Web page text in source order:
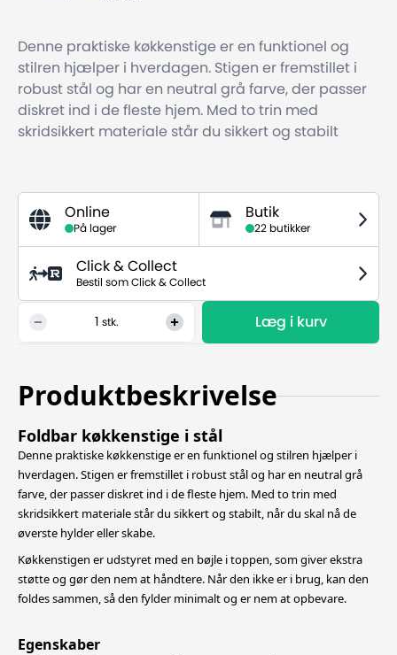
Denne praktiske køkkenstige er en funktionel og
stilren hjælper i hverdagen. Stigen er fremstillet i
robust stål og har en neutral grå farve, der passer
diskret ind i de fleste hjem. Med to trin med
skridsikkert materiale står du sikkert og stabilt
Online
På lager
Butik
22 butikker
Click & Collect
Bestil som Click & Collect
stk. Læg i kurv
Produktbeskrivelse
Foldbar køkkenstige i stål
Denne praktiske køkkenstige er en funktionel og stilren hjælper i
hverdagen. Stigen er fremstillet i robust stål og har en neutral grå
farve, der passer diskret ind i de fleste hjem. Med to trin med
skridsikkert materiale står du sikkert og stabilt, når du skal nå de
øverste hylder eller skabe.
Køkkenstigen er udstyret med en bøjle i toppen, som giver ekstra
støtte og gør den nem at håndtere. Når den ikke er i brug, kan den
foldes sammen, så den fylder minimalt og er nem at opbevare.
Egenskaber